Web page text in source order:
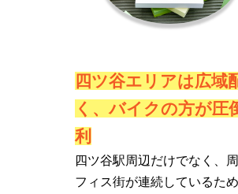
四ツ谷エリアは広域
く、バイクの方が圧
利
四ツ谷駅周辺だけでなく、
フィス街が連続しているた